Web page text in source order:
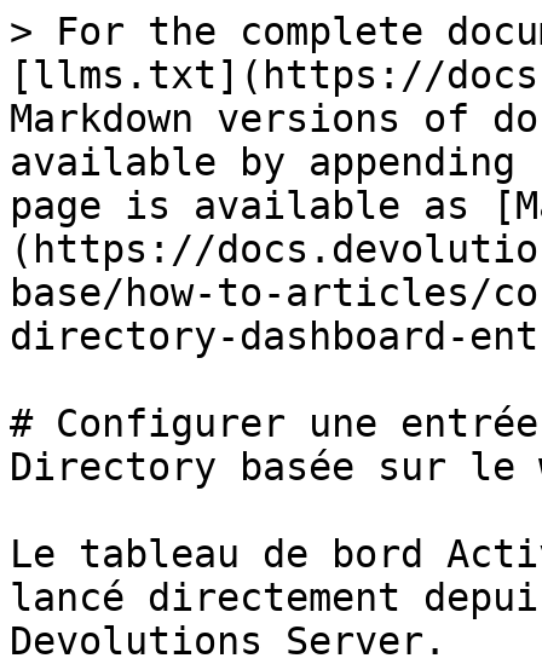
> For the complete
[llms.txt](https://
Markdown versions of
available by
page is available as
(https://
base/how-to-articles/
directory-dashboard-
# Configurer une
Directory basée sur le
Le tableau de bord
lancé directement
Devolutions Server.